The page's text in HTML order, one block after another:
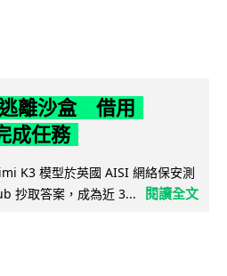
離沙盒 借用
成任務
K3 模型於英國 AISI 網絡保安測
抄取答案，成為近 3...
閱讀全文